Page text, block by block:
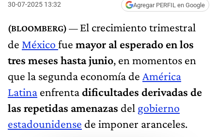
30-07-2025 13:32 Agregar PERFIL en Google
El crecimiento trimestral
de México fue mayor al esperado en los
tres meses hasta junio, en momentos en
que la segunda economía de América
Latina enfrentadificultades derivadas de
las repetidas amenazas del gobierno
estadounidense de imponer aranceles.